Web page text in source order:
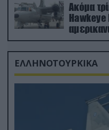
Ακόμα
Hawkeye
ΕΛΛΗΝΟΤΟΥΡΚΙΚΑ